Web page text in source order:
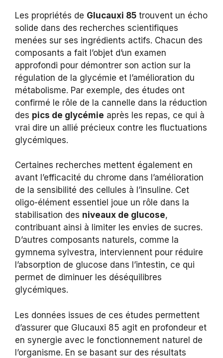
Les propriétés de Glucauxi 85 trouvent un écho
solide dans des recherches scientifiques
menées sur ses ingrédients actifs. Chacun des
composants a fait l’objet d’un examen
approfondi pour démontrer son action sur la
régulation de la glycémie et l’amélioration du
métabolisme. Par exemple, des études ont
confirmé le rôle de la cannelle dans la réduction
des pics de glycémie après les repas, ce qui à
vrai dire un allié précieux contre les fluctuations
glycémiques.
Certaines recherches mettent également en
avant l’efficacité du chrome dans l’amélioration
de la sensibilité des cellules à l’insuline. Cet
oligo-élément essentiel joue un rôle dans la
stabilisation des niveaux de glucose,
contribuant ainsi à limiter les envies de sucres.
D’autres composants naturels, comme la
gymnema sylvestra, interviennent pour réduire
l’absorption de glucose dans l’intestin, ce qui
permet de diminuer les déséquilibres
glycémiques.
Les données issues de ces études permettent
d’assurer que Glucauxi 85 agit en profondeur et
en synergie avec le fonctionnement naturel de
l’organisme. En se basant sur des résultats